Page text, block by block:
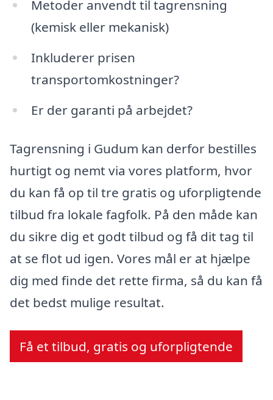
Metoder anvendt til tagrensning
(kemisk eller mekanisk)
Inkluderer prisen
transportomkostninger?
Er der garanti på arbejdet?
Tagrensning i Gudum kan derfor bestilles
hurtigt og nemt via vores platform, hvor
du kan få op til tre gratis og uforpligtende
tilbud fra lokale fagfolk. På den måde kan
du sikre dig et godt tilbud og få dit tag til
at se flot ud igen. Vores mål er at hjælpe
dig med finde det rette firma, så du kan få
det bedst mulige resultat.
Få et tilbud, gratis og uforpligtende